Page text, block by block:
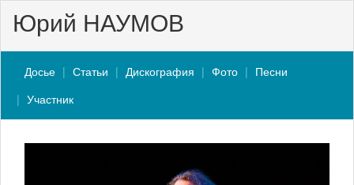
Юрий НАУМОВ
Досье Статьи Дискография Фото
Песни
Участник